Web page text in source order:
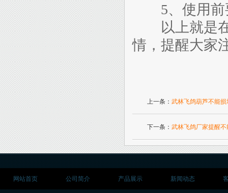
5、使用前
以上就是
情，提醒大家
上一条： 武林飞鸽葫芦不能
下一条： 武林飞鸽厂家提醒
网站首页 公司简介 产品展示 新闻动态